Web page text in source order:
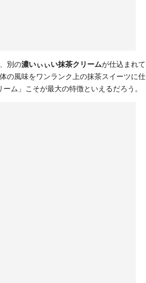
別の濃いぃぃい抹茶クリームが仕込まれて
の風味をワンランク上の抹茶スイーツに仕
ム」こそが最大の特徴といえるだろう。